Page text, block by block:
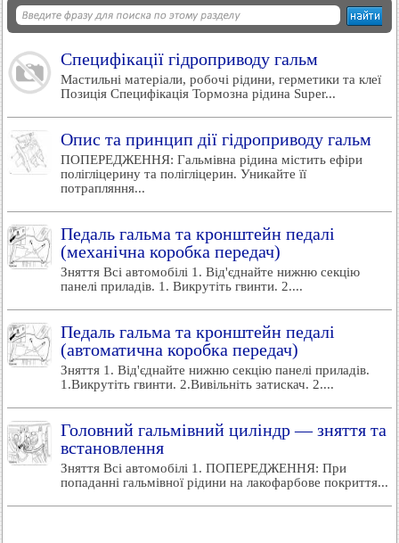
Специфікації гідроприводу гальм
Мастильні матеріали, робочі рідини, герметики та клеї
Позиція Специфікація Тормозна рідина Super...
Опис та принцип дії гідроприводу гальм
ПОПЕРЕДЖЕННЯ: Гальмівна рідина містить ефіри
полігліцерину та полігліцерин. Уникайте її
потрапляння...
Педаль гальма та кронштейн педалі
(механічна коробка передач)
Зняття Всі автомобілі 1. Від'єднайте нижню секцію
панелі приладів. 1. Викрутіть гвинти. 2....
Педаль гальма та кронштейн педалі
(автоматична коробка передач)
Зняття 1. Від'єднайте нижню секцію панелі приладів.
1.Викрутіть гвинти. 2.Вивільніть затискач. 2....
Головний гальмівний циліндр — зняття та
встановлення
Зняття Всі автомобілі 1. ПОПЕРЕДЖЕННЯ: При
попаданні гальмівної рідини на лакофарбове покриття...